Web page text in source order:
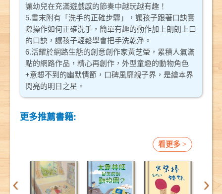
讓幼兒在充滿遊戲感的節奏中越玩越有趣！
5.書末附有「洗手的正確步驟」，讓孩子跟著口訣實
際操作如何正確洗手，簡單有趣的動作加上朗朗上口
的口訣，讓孩子輕鬆學會把手洗乾淨。
6.活耀於網路生態的創意創作家黃芝瑩，累積人氣滿
點的網路作品，精心再創作，外型童趣的動物角色
+意想不到的幽默情節，口碑風靡親子界，是繪本界
閃亮的明日之星。
更多推薦書籍:
看更多 >
‹ ›